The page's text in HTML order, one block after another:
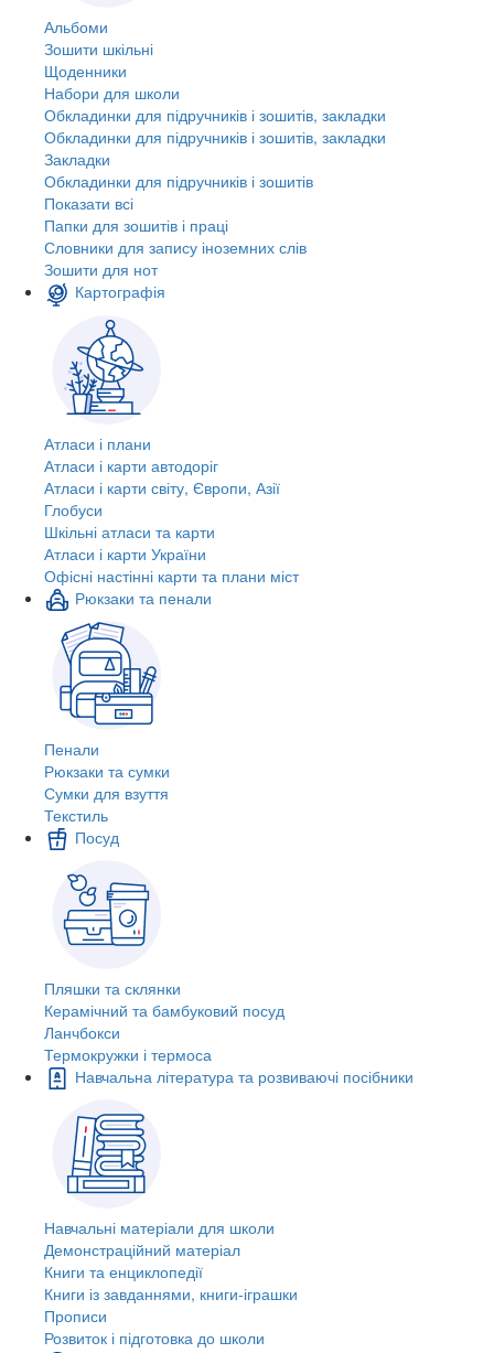
Альбоми
Зошити шкільні
Щоденники
Набори для школи
Обкладинки для підручників і зошитів, закладки
Обкладинки для підручників і зошитів, закладки
Закладки
Обкладинки для підручників і зошитів
Показати всі
Папки для зошитів і праці
Словники для запису іноземних слів
Зошити для нот
Картографія
Атласи і плани
Атласи і карти автодоріг
Атласи і карти світу, Європи, Азії
Глобуси
Шкільні атласи та карти
Атласи і карти України
Офісні настінні карти та плани міст
Рюкзаки та пенали
Пенали
Рюкзаки та сумки
Сумки для взуття
Текстиль
Посуд
Пляшки та склянки
Керамічний та бамбуковий посуд
Ланчбокси
Термокружки і термоса
Навчальна література та розвиваючі посібники
Навчальні матеріали для школи
Демонстраційний матеріал
Книги та енциклопедії
Книги із завданнями, книги-іграшки
Прописи
Розвиток і підготовка до школи